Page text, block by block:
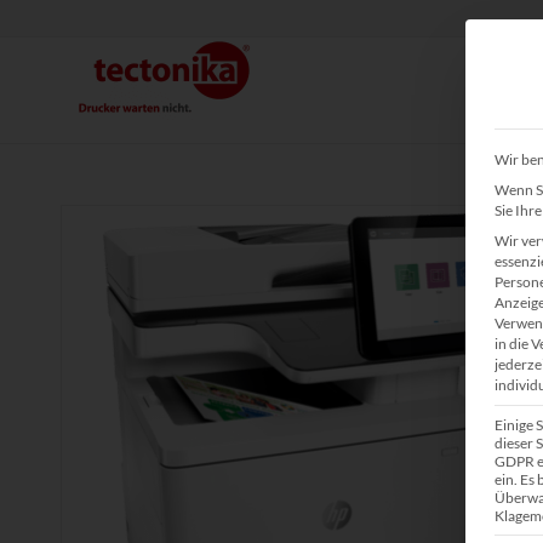
Wir
Wenn
Sie
Wir
in die
Einige
dieser
GDPR
ein. Es